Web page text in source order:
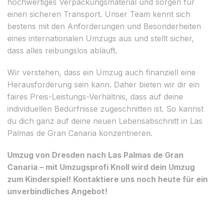
einen sicheren Transport. Unser Team kennt sich
bestens mit den Anforderungen und Besonderheiten
eines internationalen Umzugs aus und stellt sicher,
dass alles reibungslos abläuft.
Wir verstehen, dass ein Umzug auch finanziell eine
Herausforderung sein kann. Daher bieten wir dir ein
faires Preis-Leistungs-Verhältnis, dass auf deine
individuellen Bedürfnisse zugeschnitten ist. So kannst
du dich ganz auf deine neuen Lebensabschnitt in Las
Palmas de Gran Canaria konzentrieren.
Umzug von Dresden nach Las Palmas de Gran
Canaria – mit Umzugsprofi Knoll wird dein Umzug
zum Kinderspiel! Kontaktiere uns noch heute für ein
unverbindliches Angebot!